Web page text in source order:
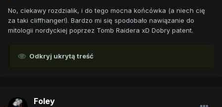
No, ciekawy rozdzialik, i do tego mocna końcówka (a niech cię
za taki cliffhanger!). Bardzo mi się spodobało nawiązanie do
mitologii nordyckiej poprzez Tomb Raidera xD Dobry patent.
Odkryj ukrytą treść
Foley